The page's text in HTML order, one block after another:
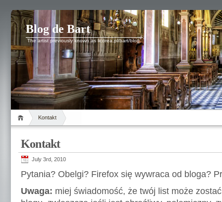
Blog de Bart
The artist previously known as licorea.pl/bart/blog.
Kontakt
Kontakt
July 3rd, 2010
Pytania? Obelgi? Firefox się wywraca od bloga?
Uwaga: miej świadomość, że twój list może